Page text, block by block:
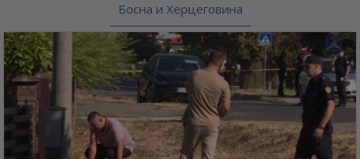
Босна и Херцеговина